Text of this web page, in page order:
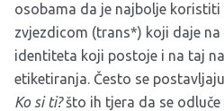
osobama da je najbolje
zvjezdicom (trans*) koji daje
identiteta koji postoje i na taj
etiketiranja. Često se
Ko si ti?što ih tjera da se